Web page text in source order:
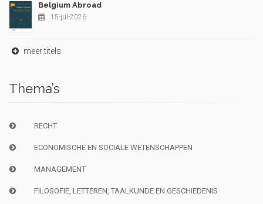
Belgium Abroad
15-jul-2026
meer titels
Thema’s
RECHT
ECONOMISCHE EN SOCIALE WETENSCHAPPEN
MANAGEMENT
FILOSOFIE, LETTEREN, TAALKUNDE EN GESCHIEDENIS